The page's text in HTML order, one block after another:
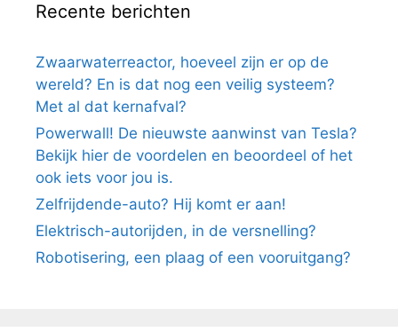
Recente berichten
Zwaarwaterreactor, hoeveel zijn er op de
wereld? En is dat nog een veilig systeem?
Met al dat kernafval?
Powerwall! De nieuwste aanwinst van Tesla?
Bekijk hier de voordelen en beoordeel of het
ook iets voor jou is.
Zelfrijdende-auto? Hij komt er aan!
Elektrisch-autorijden, in de versnelling?
Robotisering, een plaag of een vooruitgang?